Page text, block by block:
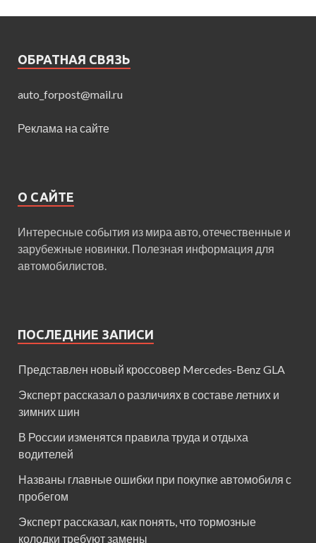
ОБРАТНАЯ СВЯЗЬ
auto_forpost@mail.ru
Реклама на сайте
О САЙТЕ
Интересные события из мира авто, отечественные и
зарубежные новинки. Полезная информация для
автомобилистов.
ПОСЛЕДНИЕ ЗАПИСИ
Представлен новый кроссовер Mercedes-Benz GLA
Эксперт рассказал о различиях в составе летних и
зимних шин
В России изменятся правила труда и отдыха
водителей
Названы главные ошибки при покупке автомобиля с
пробегом
Эксперт рассказал, как понять, что тормозные
колодки требуют замены